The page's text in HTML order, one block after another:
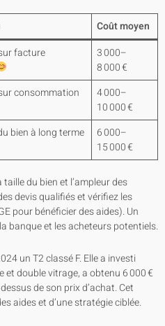
Coût moyen
facture
3 000–
8 000 €
consommation
4 000–
10 000 €
bien à long terme
6 000–
15 000 €
du bien et l’ampleur des
devis qualifiés et vérifiez les
pour bénéficier des aides). Un
banque et les acheteurs potentiels.
un T2 classé F. Elle a investi
et double vitrage, a obtenu 6 000 €
de son prix d’achat. Cet
aides et d’une stratégie ciblée.